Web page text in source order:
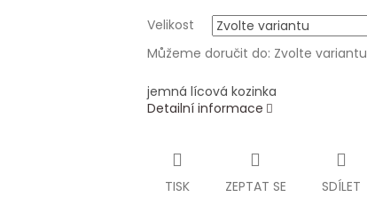
Velikost
Můžeme doručit do: Zvolte variantu
jemná lícová kozinka
Detailní informace
TISK ZEPTAT SE SDÍLET